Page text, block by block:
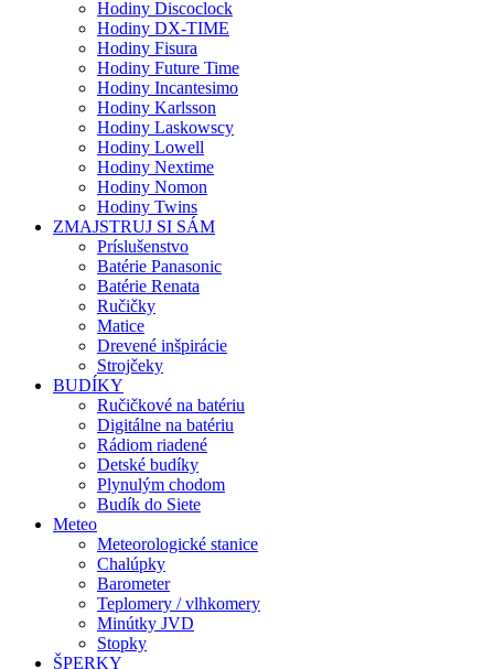
Hodiny Discoclock
Hodiny DX-TIME
Hodiny Fisura
Hodiny Future Time
Hodiny Incantesimo
Hodiny Karlsson
Hodiny Laskowscy
Hodiny Lowell
Hodiny Nextime
Hodiny Nomon
Hodiny Twins
ZMAJSTRUJ SI SÁM
Príslušenstvo
Batérie Panasonic
Batérie Renata
Ručičky
Matice
Drevené inšpirácie
Strojčeky
BUDÍKY
Ručičkové na batériu
Digitálne na batériu
Rádiom riadené
Detské budíky
Plynulým chodom
Budík do Siete
Meteo
Meteorologické stanice
Chalúpky
Barometer
Teplomery / vlhkomery
Minútky JVD
Stopky
ŠPERKY